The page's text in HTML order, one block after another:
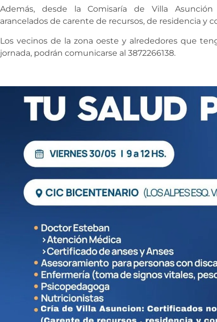
Además, desde la Comisaría de Villa
arancelados de carente de recursos, de residencia y
Los vecinos de la zona oeste y alrededores que
jornada, podrán comunicarse al 3872266138.